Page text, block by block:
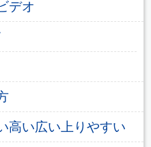
デオ
高い広い上りやすい